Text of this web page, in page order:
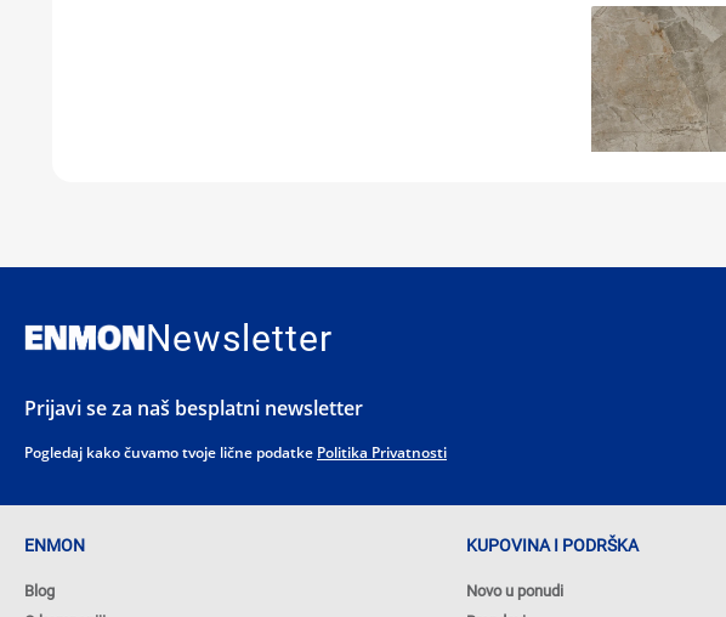
Newsletter
Prijavi se za naš besplatni newsletter
Pogledaj kako čuvamo tvoje lične podatke Politika Privatnosti
ENMON
Blog
KUPOVINA I PODRŠKA
Novo u ponudi